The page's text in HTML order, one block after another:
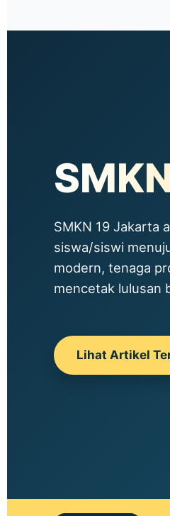
SMKN 19 Jakarta
siswa/siswi
modern, tenaga
mencetak lulusan
Lihat Artikel